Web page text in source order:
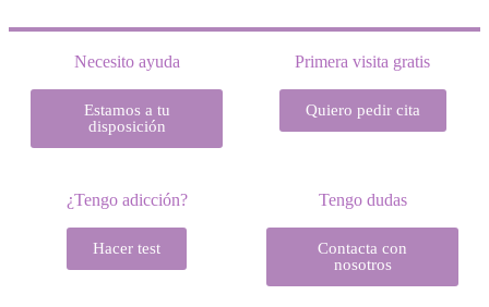
Necesito ayuda
Estamos a tu
disposición
Primera visita gratis
Quiero pedir cita
¿Tengo adicción?
Hacer test
Tengo dudas
Contacta con
nosotros